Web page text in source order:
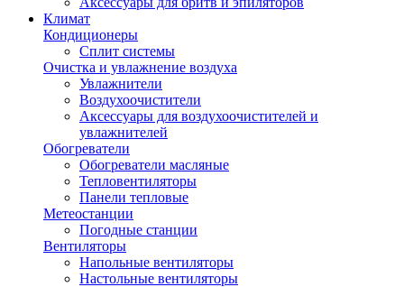
Климат
Кондиционеры
Сплит системы
Очистка и увлажнение воздуха
Увлажнители
Воздухоочистители
Аксессуары для воздухоочистителей и
увлажнителей
Обогреватели
Обогреватели масляные
Тепловентиляторы
Панели тепловые
Метеостанции
Погодные станции
Вентиляторы
Напольные вентиляторы
Настольные вентиляторы